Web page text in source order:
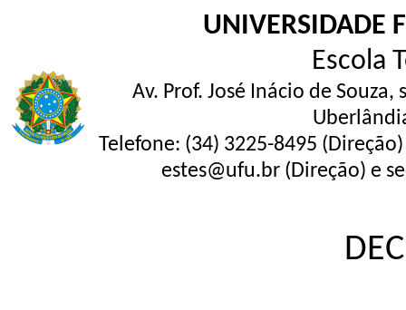
UNIVERSIDADE
Escola
Av. Prof. José Inácio de
Telefone: (34) 3225-8495
estes@ufu.br (Direção) e